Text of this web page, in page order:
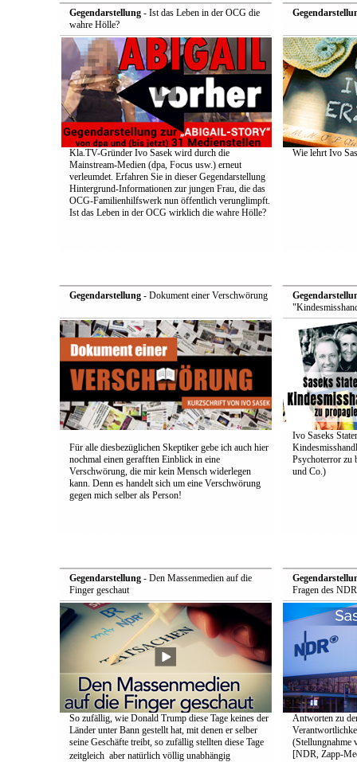
Gegendarstellung- Ist das Leben in der OCG die
wahre Hölle?
Kla.TV-Gründer Ivo Sasek wird durch die
Mainstream-Medien (dpa, Focus usw.) erneut
verleumdet. Erfahren Sie in dieser Gegendarstellung
Hintergrund-Informationen zur jungen Frau, die das
OCG-Familienhilfswerk nun öffentlich verunglimpft.
Ist das Leben in der OCG wirklich die wahre Hölle?
Wie lehrt Ivo
Gegendarstellung- Dokument einer Verschwörung
Für alle diesbezüglichen Skeptiker gebe ich auch hier
nochmal einen gerafften Einblick in eine
Verschwörung, die mir kein Mensch widerlegen
kann. Denn es handelt sich um eine Verschwörung
gegen mich selber als Person!
Ivo Saseks
Psychoterror zu
und Co.)
Gegendarstellung- Den Massenmedien auf die
Finger geschaut
So zufällig, wie Donald Trump diese Tage keines der
Länder unter Bann gestellt hat, mit denen er selber
seine Geschäfte treibt, so zufällig stellten diese Tage
zeitgleich  aber natürlich völlig unabhängig
Fragen des
Antworten zu
(Stellungnahme
[NDR, Zapp-